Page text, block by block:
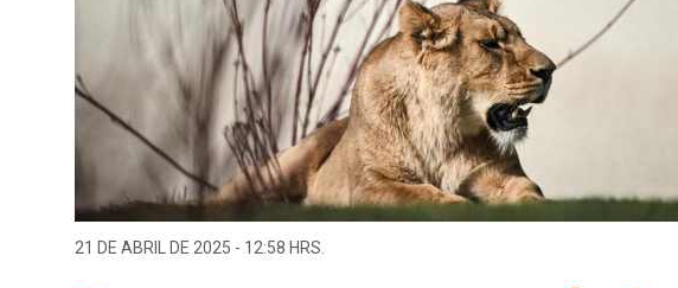
21 DE ABRIL DE 2025 - 12:58 HRS.